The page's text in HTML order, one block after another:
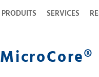
PRODUITS SERVICES